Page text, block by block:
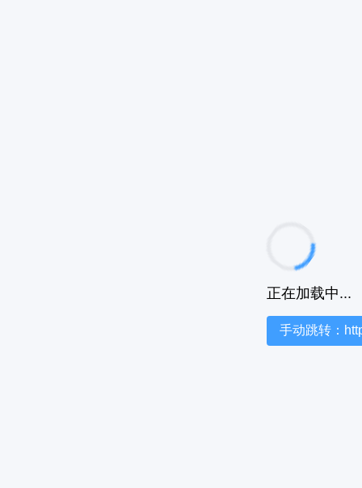
正在加载中...
手动跳转：